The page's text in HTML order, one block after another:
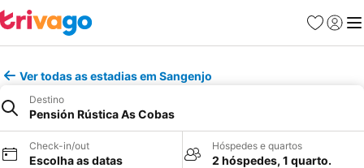
Favoritos
Iniciar
Ver todas as estadias em Sangenjo
Destino
Pensión Rústica As Cobas
Check-in/out
Escolha as datas
Hóspedes e quartos
2 hóspedes, 1 quarto.